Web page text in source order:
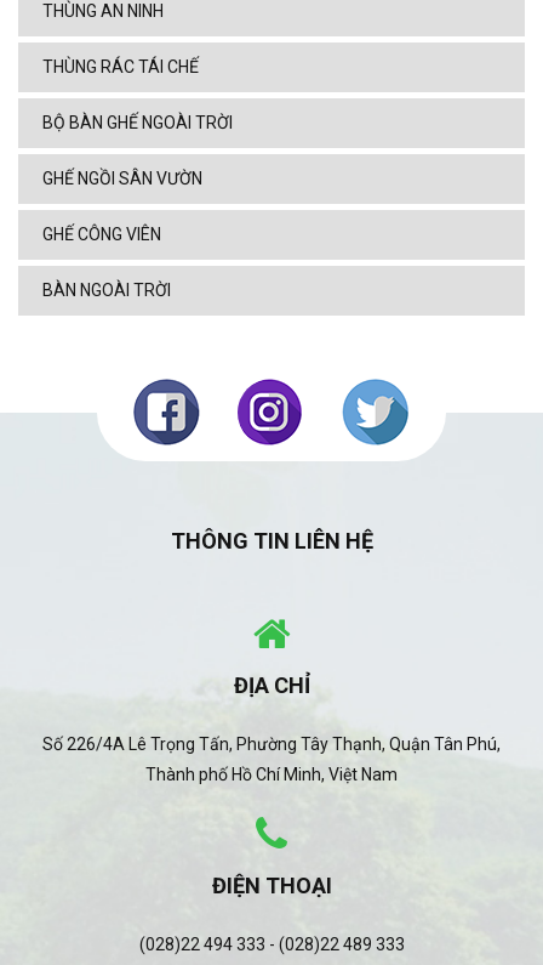
THÙNG AN NINH
THÙNG RÁC TÁI CHẾ
BỘ BÀN GHẾ NGOÀI TRỜI
GHẾ NGỒI SÂN VƯỜN
GHẾ CÔNG VIÊN
BÀN NGOÀI TRỜI
THÔNG TIN LIÊN HỆ
ĐỊA CHỈ
Số 226/4A Lê Trọng Tấn, Phường Tây Thạnh, Quận Tân Phú,
Thành phố Hồ Chí Minh, Việt Nam
ĐIỆN THOẠI
(028)22 494 333 - (028)22 489 333